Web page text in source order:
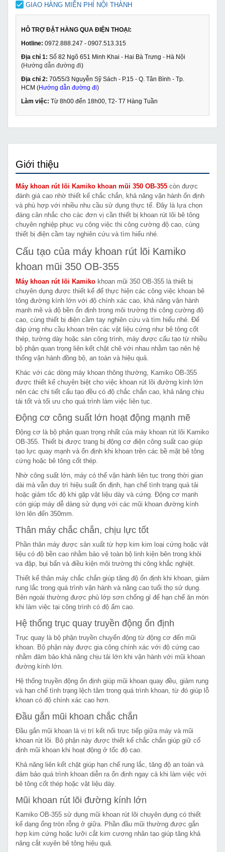
GIAO HÀNG MIỄN PHÍ NỘI THÀNH
HỖ TRỢ ĐẶT HÀNG QUA ĐIỆN THOẠI:
Hotline: 0972.888.247 - 0907.513.315
Địa chỉ 1: Số 82 Ngõ 651 Minh Khai - Hai Bà Trưng - Hà Nội
(Hướng dẫn đường đi)
Địa chỉ 2: 70/55/3 Nguyễn Sỹ Sách - P.15 - Q. Tân Bình - Tp.
HCM (Hướng dẫn đường đi)
Làm việc: Từ 8h00 đến 18h00, T2- T7 Hàng Tuần
Giới thiệu
Máy khoan rút lõi Kamiko khoan mũi 350 OB-355 còn được
đánh giá cao nhờ thiết kế chắc chắn, khả năng vận hành ổn định
và phù hợp với nhiều nhu cầu sử dụng thực tế. Đây là lựa chọn
đáng cân nhắc cho các đơn vị cần thiết bị khoan rút lõi bê tông
chuyên nghiệp phục vụ công việc thi công cường độ cao, cùng
thiết bị điện cầm tay nghiên cứu và tìm hiểu nhé.
Cấu tạo của máy khoan rút lõi Kamiko
khoan mũi 350 OB-355
Máy khoan rút lõi Kamiko khoan mũi 350 OB-355 là thiết bị
chuyên dụng được thiết kế để thực hiện các công việc khoan bê
tông đường kính lớn với độ chính xác cao, khả năng vận hành
mạnh mẽ và độ bền ổn định trong môi trường thi công cường độ
cao, cùng thiết bị điện cầm tay nghiên cứu và tìm hiểu nhé. Để
đáp ứng nhu cầu khoan trên các vật liệu cứng như bê tông cốt
thép, tường dày hoặc sàn công trình, máy được cấu tạo từ nhiều
bộ phận quan trọng liên kết chặt chẽ với nhau nhằm tạo nên hệ
thống vận hành đồng bộ, an toàn và hiệu quả.
Khác với các dòng máy khoan thông thường, Kamiko OB-355
được thiết kế chuyên biệt cho việc khoan rút lõi đường kính lớn
nên các chi tiết cấu tạo đều có độ chắc chắn cao, khả năng chịu
tải tốt và tối ưu cho quá trình làm việc liên tục.
Động cơ công suất lớn hoạt động mạnh mẽ
Động cơ là bộ phận quan trọng nhất của máy khoan rút lõi Kamiko
OB-355. Thiết bị được trang bị động cơ điện công suất cao giúp
tạo lực quay mạnh và ổn định khi khoan trên các bề mặt bê tông
cứng hoặc bê tông cốt thép.
Nhờ công suất lớn, máy có thể vận hành liên tục trong thời gian
dài mà vẫn duy trì hiệu suất ổn định, hạn chế tình trạng quá tải
hoặc giảm tốc độ khi gặp vật liệu dày và cứng. Động cơ mạnh
còn giúp máy dễ dàng sử dụng với các mũi khoan đường kính
lớn lên đến 350mm.
Thân máy chắc chắn, chịu lực tốt
Phần thân máy được sản xuất từ hợp kim kim loại cứng hoặc vật
liệu có độ bền cao nhằm bảo vệ toàn bộ linh kiện bên trong khỏi
va đập, bụi bẩn và điều kiện môi trường thi công khắc nghiệt.
Thiết kế thân máy chắc chắn giúp tăng độ ổn định khi khoan, giảm
rung lắc trong quá trình vận hành và nâng cao tuổi thọ sử dụng.
Bên ngoài thường được phủ lớp sơn chống gỉ để hạn chế ăn mòn
khi làm việc tại công trình có độ ẩm cao.
Hệ thống trục quay truyền động ổn định
Trục quay là bộ phận truyền chuyển động từ động cơ đến mũi
khoan. Bộ phận này được gia công chính xác với độ cứng cao
nhằm đảm bảo khả năng chịu tải lớn khi vận hành với mũi khoan
đường kính lớn.
Hệ thống truyền động ổn định giúp mũi khoan quay đều, giảm rung
và hạn chế tình trạng lệch tâm trong quá trình khoan, từ đó giúp lỗ
khoan có độ chính xác cao hơn.
Đầu gắn mũi khoan chắc chắn
Đầu gắn mũi khoan là vị trí kết nối trực tiếp giữa máy và mũi
khoan rút lõi. Bộ phận này được thiết kế chắc chắn giúp giữ cố
định mũi khoan khi hoạt động ở tốc độ cao.
Khả năng liên kết chặt giúp hạn chế rung lắc, tăng độ an toàn và
đảm bảo quá trình khoan diễn ra ổn định ngay cả khi làm việc với
bê tông cốt thép hoặc vật liệu dày.
Mũi khoan rút lõi đường kính lớn
Kamiko OB-355 sử dụng mũi khoan rút lõi chuyên dụng có thiết
kế dạng ống tròn rỗng ở giữa. Phần đầu mũi thường được gắn
hợp kim cứng hoặc lưỡi cắt kim cương nhân tạo giúp tăng khả
năng cắt xuyên bê tông hiệu quả.